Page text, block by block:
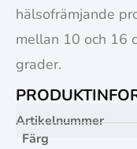
hälsofrämjande
mellan 10 och 16
grader.
Artikelnummer
Färg